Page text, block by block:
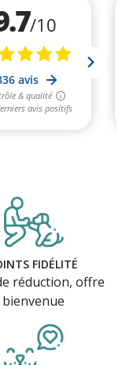
FIDÉLITÉ
réduction, offre
bienvenue